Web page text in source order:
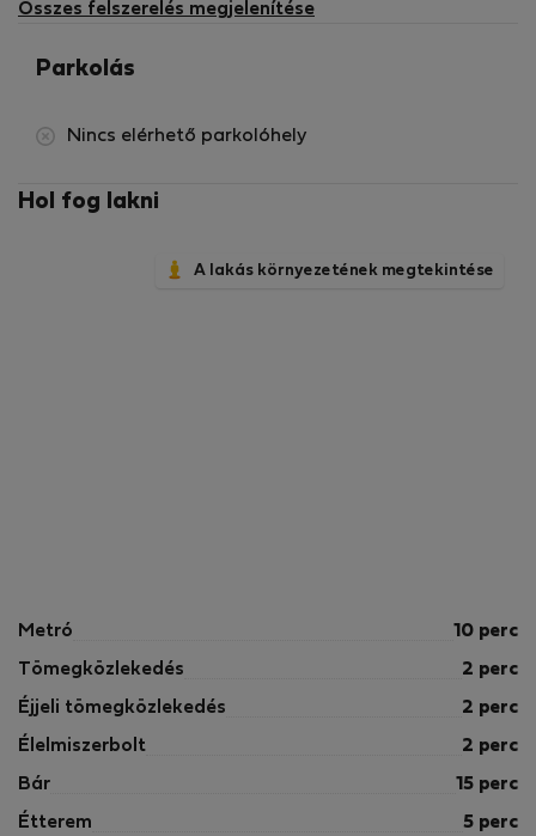
Összes felszerelés megjelenítése
Parkolás
Nincs elérhető parkolóhely
Hol fog lakni
A lakás környezetének megtekintése
Metró 10 perc
Tömegközlekedés 2 perc
Éjjeli tömegközlekedés 2 perc
Élelmiszerbolt 2 perc
Bár 15 perc
Étterem 5 perc